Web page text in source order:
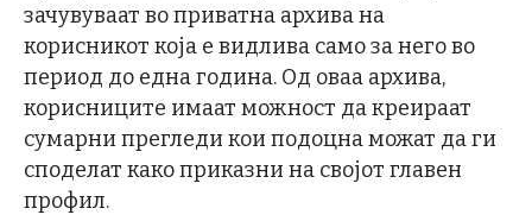
зачувуваат во приватна архива на
корисникот која е видлива само за него во
период до една година. Од оваа архива,
корисниците имаат можност да креираат
сумарни прегледи кои подоцна можат да ги
споделат како приказни на својот главен
профил.